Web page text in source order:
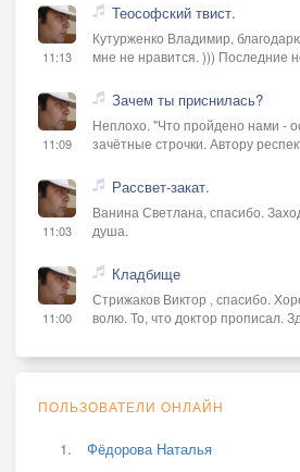
11:13
Теософский твист.
Кутурженко Владимир,
мне не нравится. ))) Последние
11:09
Зачем ты приснилась?
Неплохо. "Что пройдено нами -
зачётные строчки. Автору
11:03
Рассвет-закат.
Ванина Светлана, спасибо.
душа.
11:00
Кладбище
Стрижаков Виктор , спасибо.
волю. То, что доктор прописал.
ПОЛЬЗОВАТЕЛИ ОНЛАЙН
Фёдорова Наталья